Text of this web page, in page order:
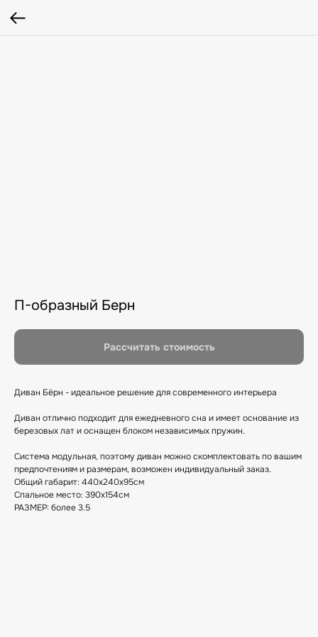
П-образный Берн
Рассчитать стоимость
Диван Бёрн - идеальное решение для современного интерьера
Диван отлично подходит для ежедневного сна и имеет основание из
березовых лат и оснащен блоком независимых пружин.
Система модульная, поэтому диван можно скомплектовать по вашим
предпочтениям и размерам, возможен индивидуальный заказ.
Общий габарит: 440х240х95см
Спальное место: 390х154см
РАЗМЕР: более 3.5